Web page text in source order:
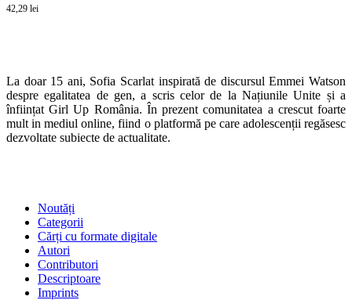
42,29 lei
La doar 15 ani, Sofia Scarlat inspirată de discursul Emmei Watson
despre egalitatea de gen, a scris celor de la Națiunile Unite și a
înființat Girl Up România. În prezent comunitatea a crescut foarte
mult in mediul online, fiind o platformă pe care adolescenții regăsesc
dezvoltate subiecte de actualitate.
Noutăți
Categorii
Cărți cu formate digitale
Autori
Contributori
Descriptoare
Imprints